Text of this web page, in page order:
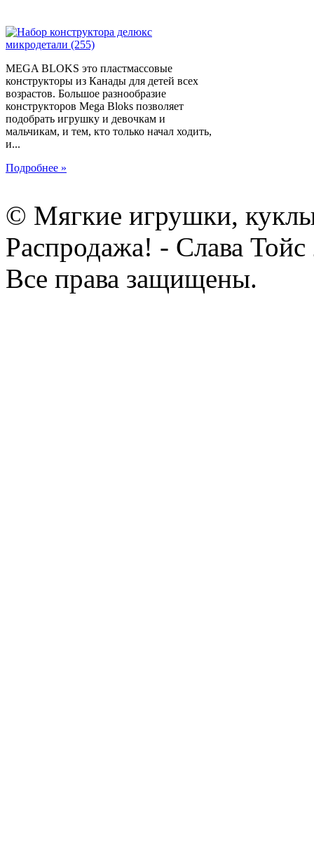
MEGA BLOKS это пластмассовые
конструкторы из Канады для детей всех
возрастов. Большое разнообразие
конструкторов Mega Bloks позволяет
подобрать игрушку и девочкам и
мальчикам, и тем, кто только начал ходить,
и...
Подробнее »
© Мягкие игрушки,
Распродажа! - Слава Тойс
Все права защищены.